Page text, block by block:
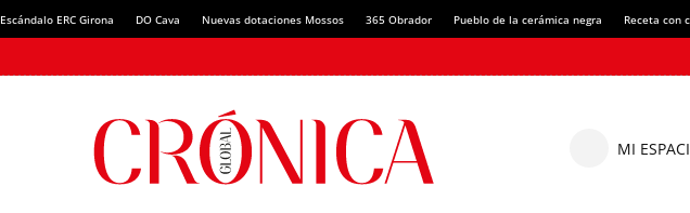
Escándalo ERC Girona DO Cava Nuevas dotaciones Mossos 365 Obrador Pueblo de la cerámica negra Receta con